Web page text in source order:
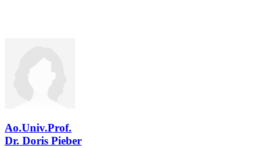
Ao.Univ.Prof.
Dr. Doris Pieber